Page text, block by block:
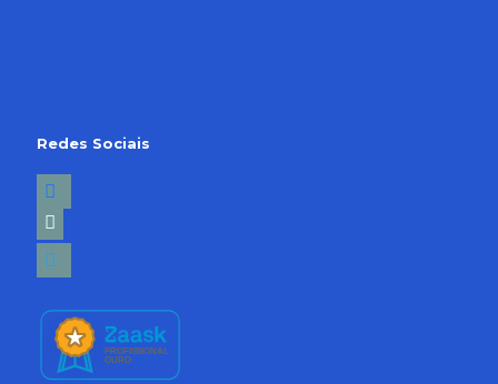
Redes Sociais
facebook2
linkedin-
twitter